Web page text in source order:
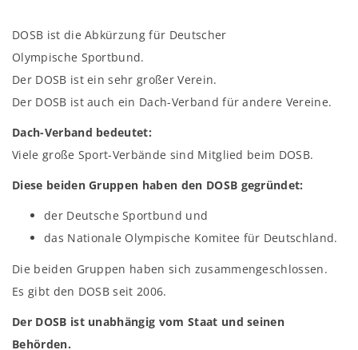
DOSB ist die Abkürzung für Deutscher
Olympische Sportbund.
Der DOSB ist ein sehr großer Verein.
Der DOSB ist auch ein Dach-Verband für andere Vereine.
Dach-Verband bedeutet:
Viele große Sport-Verbände sind Mitglied beim DOSB.
Diese beiden Gruppen haben den DOSB gegründet:
der Deutsche Sportbund und
das Nationale Olympische Komitee für Deutschland.
Die beiden Gruppen haben sich zusammengeschlossen.
Es gibt den DOSB seit 2006.
Der DOSB ist unabhängig vom Staat und seinen
Behörden.